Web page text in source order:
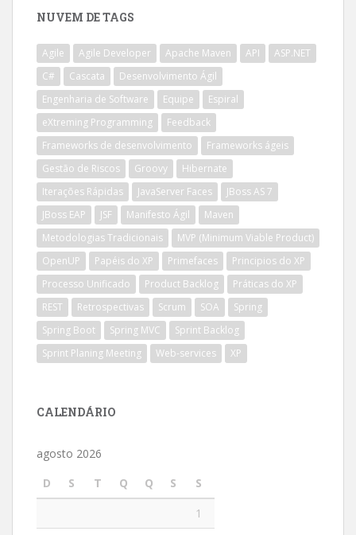
NUVEM DE TAGS
Agile Agile Developer Apache Maven API
ASP.NET
C#
Cascata
Desenvolvimento Ágil
Engenharia de Software
Equipe
Espiral
eXtreming Programming
Feedback
Frameworks de desenvolvimento
Frameworks ágeis
Gestão de Riscos
Groovy
Hibernate
Iterações Rápidas
JavaServer Faces
JBoss AS 7
JBoss EAP
JSF Manifesto Ágil
Maven
Metodologias Tradicionais
MVP (Minimum Viable Product)
OpenUP
Papéis do XP Primefaces
Principios do XP
Processo Unificado
Product Backlog
Práticas do XP
REST
Retrospectivas Scrum SOA
Spring
Spring Boot
Spring MVC
Sprint Backlog
Sprint Planing Meeting
Web-services XP
CALENDÁRIO
agosto 2026
D
S T Q Q S
S
1